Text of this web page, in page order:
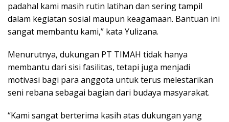
padahal kami masih rutin latihan dan sering tampil
dalam kegiatan sosial maupun keagamaan. Bantuan ini
sangat membantu kami,” kata Yulizana.
Menurutnya, dukungan PT TIMAH tidak hanya
membantu dari sisi fasilitas, tetapi juga menjadi
motivasi bagi para anggota untuk terus melestarikan
seni rebana sebagai bagian dari budaya masyarakat.
“Kami sangat berterima kasih atas dukungan yang